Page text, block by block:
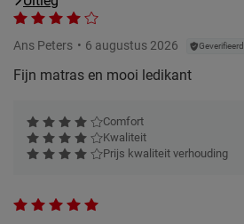
Ans Peters 6 augustus 2026 Geverifieerd
Fijn matras en mooi ledikant
Comfort
Kwaliteit
Prijs kwaliteit verhouding